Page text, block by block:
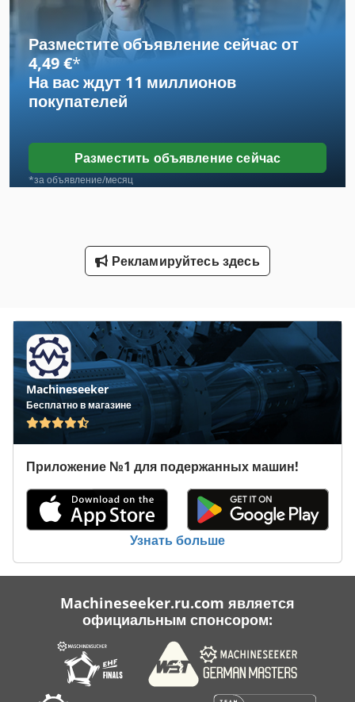
International 433
International 434
R 706
Radiodetection Rd 400
Для Распылителя
Журнал Перевозки
Инструкции По Эксплуатации
Линия По Производству Древесного Брикета
Рабочая Транспортного Средства
С Подогревом
Скошенная Шкипер 200 Л
Транспортное Средство
Транспортные Средства
Транспортные Тележки
Шредер Гусеничный Автомобиль
Разместите объявление сейчас от
4,49 €*
На вас ждут 11 миллионов
покупателей
Разместить объявление сейчас
*за объявление/месяц
Рекламируйтесь здесь
Machineseeker
Бесплатно в магазине
Приложение №1 для подержанных машин!
Узнать больше
Machineseeker.ru.com является
официальным спонсором: